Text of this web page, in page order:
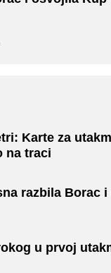
Karte za
na traci
razbila Borac
u prvoj